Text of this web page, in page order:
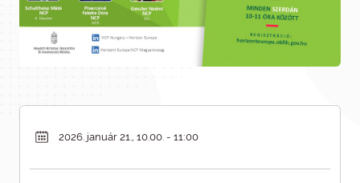
2026. január 21., 10.00. - 11:00